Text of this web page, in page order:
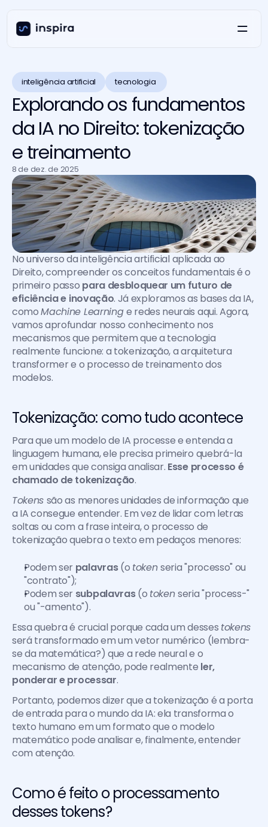
inteligência artificial tecnologia
Explorando os fundamentos
da IA no Direito: tokenização
e treinamento
8 de dez. de 2025
No universo da inteligência artificial aplicada ao
Direito, compreender os conceitos fundamentais é o
primeiro passo para desbloquear um futuro de
eficiência e inovação. Já exploramos as bases da IA,
como Machine Learning e redes neurais aqui. Agora,
vamos aprofundar nosso conhecimento nos
mecanismos que permitem que a tecnologia
realmente funcione: a tokenização, a arquitetura
transformer e o processo de treinamento dos
modelos.
Tokenização: como tudo acontece
Para que um modelo de IA processe e entenda a
linguagem humana, ele precisa primeiro quebrá-la
em unidades que consiga analisar. Esse processo é
chamado de tokenização.
Tokens são as menores unidades de informação que
a IA consegue entender. Em vez de lidar com letras
soltas ou com a frase inteira, o processo de
tokenização quebra o texto em pedaços menores:
Podem ser palavras (o token seria "processo" ou
"contrato");
Podem ser subpalavras (o token seria "process-"
ou "-amento").
Essa quebra é crucial porque cada um desses
será transformado em um vetor numérico (lembra-
se da matemática?) que a rede neural e o
mecanismo de atenção, pode realmente ler,
ponderar e processar.
Portanto, podemos dizer que a tokenização é a porta
de entrada para o mundo da IA: ela transforma o
texto humano em um formato que o modelo
matemático pode analisar e, finalmente, entender
com atenção.
Como é feito o processamento
desses tokens?